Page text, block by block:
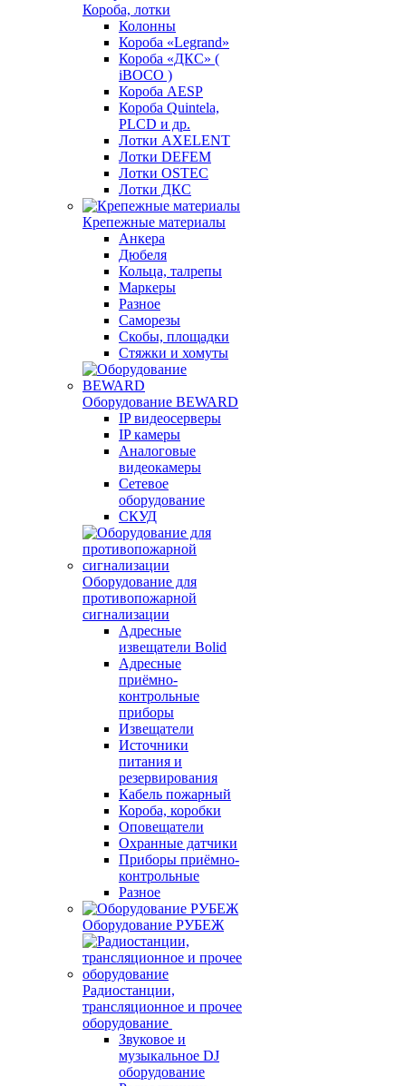
Короба, лотки
Колонны
Короба «Legrand»
Короба «ДКС» (
iBOCO )
Короба AESP
Короба Quintela,
PLCD и др.
Лотки AXELENT
Лотки DEFEM
Лотки OSTEC
Лотки ДКС
Крепежные материалы
Анкера
Дюбеля
Кольца, талрепы
Маркеры
Разное
Саморезы
Скобы, площадки
Стяжки и хомуты
Оборудование BEWARD
IP видеосерверы
IP камеры
Аналоговые
видеокамеры
Сетевое
оборудование
СКУД
Оборудование для
противопожарной
сигнализации
Адресные
извещатели Bolid
Адресные
приёмно-
контрольные
приборы
Извещатели
Источники
питания и
резервирования
Кабель пожарный
Короба, коробки
Оповещатели
Охранные датчики
Приборы приёмно-
контрольные
Разное
Оборудование РУБЕЖ
Радиостанции,
трансляционное и прочее
оборудование
Звуковое и
музыкальное DJ
оборудование